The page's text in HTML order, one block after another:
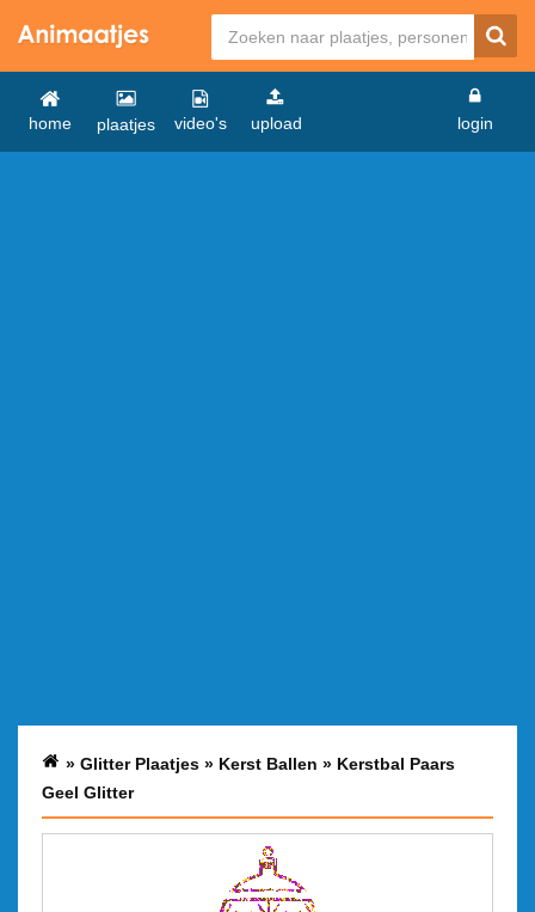
home plaatjes video's upload login
» Glitter Plaatjes » Kerst Ballen » Kerstbal Paars
Geel Glitter